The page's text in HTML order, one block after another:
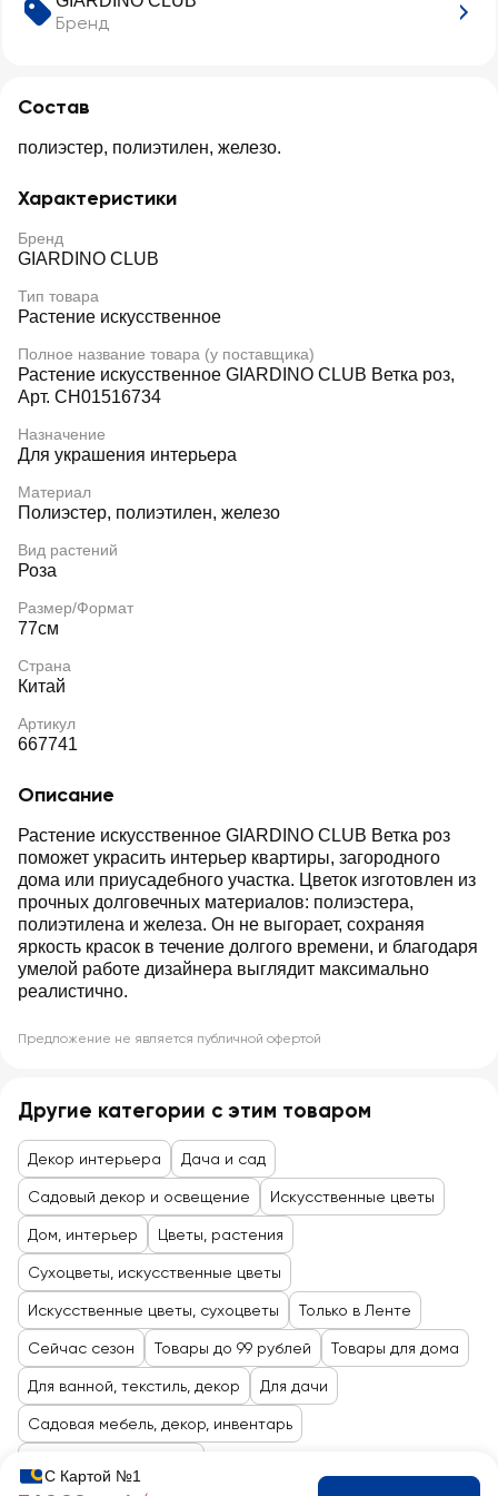
Бренд
Состав
полиэстер, полиэтилен, железо.
Характеристики
Бренд
GIARDINO CLUB
Тип товара
Растение искусственное
Полное название товара (у поставщика)
Растение искусственное GIARDINO CLUB Ветка роз,
Арт. CH01516734
Назначение
Для украшения интерьера
Материал
Полиэстер, полиэтилен, железо
Вид растений
Роза
Размер/Формат
77см
Страна
Китай
Артикул
667741
Описание
Растение искусственное GIARDINO CLUB Ветка роз
поможет украсить интерьер квартиры, загородного
дома или приусадебного участка. Цветок изготовлен из
прочных долговечных материалов: полиэстера,
полиэтилена и железа. Он не выгорает, сохраняя
яркость красок в течение долгого времени, и благодаря
умелой работе дизайнера выглядит максимально
реалистично.
Предложение не является публичной офертой
Другие категории с этим товаром
Декор интерьера Дача и сад
Садовый декор и освещение Искусственные цветы
Дом, интерьер Цветы, растения
Сухоцветы, искусственные цветы
Искусственные цветы, сухоцветы Только в Ленте
Сейчас сезон Товары до 99 рублей Товары для дома
Для ванной, текстиль, декор Для дачи
Садовая мебель, декор, инвентарь
С Картой №1